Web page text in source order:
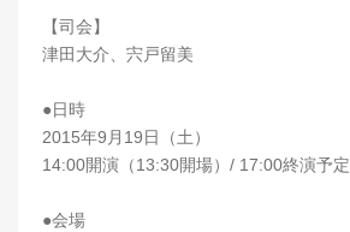
【司会】
津田大介、宍戸留美
●日時
2015年9月19日（土）
14:00開演（13:30開場）/ 17:00終演予定
●会場